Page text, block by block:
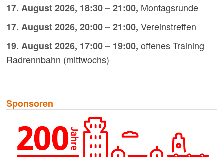
17. August 2026, 18:30– 21:00, Montagsrunde
17. August 2026, 20:00– 21:00, Vereinstreffen
19. August 2026, 17:00– 19:00, offenes Training
Radrennbahn (mittwochs)
Sponsoren